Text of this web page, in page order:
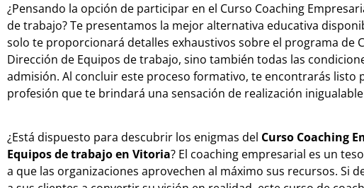
¿Pensando la opción de participar en el Curso Coaching
de trabajo? Te presentamos la mejor alternativa educativa
solo te proporcionará detalles exhaustivos sobre el programa de
Dirección de Equipos de trabajo, sino también todas las
admisión. Al concluir este proceso formativo, te encontrarás listo
profesión que te brindará una sensación de realización
¿Está dispuesto para descubrir los enigmas del Curso Coaching
Equipos de trabajo en Vitoria? El coaching empresarial es un
a que las organizaciones aprovechen al máximo sus recursos. Si